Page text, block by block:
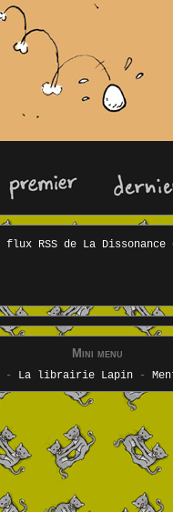
Mini menu
- La librairie Lapin-